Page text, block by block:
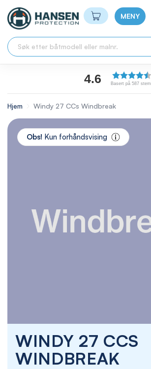
Min handlekurv
MENY
4.6 Basert på 587
Hjem Windy 27 CCs Windbreak
WINDY 27 CCS
WINDBREAK
Skip
Obs! Kun forhåndsvising
beginning